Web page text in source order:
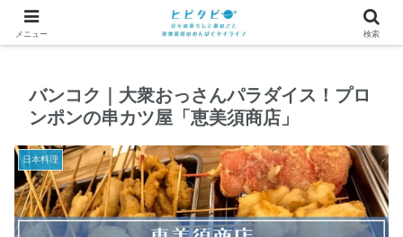
バンコク｜大衆おっさんパラダイス！プロ
ンポンの串カツ屋「恵美須商店」
日本料理
メニュー 検索